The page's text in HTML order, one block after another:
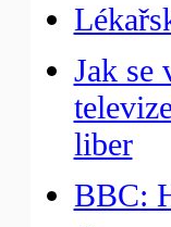
Jak se
liber
BBC: